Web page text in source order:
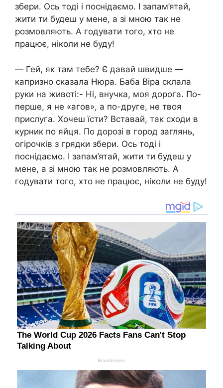
збери. Ось тоді і поснідаємо. І запам’ятай,
жити ти будеш у мене, а зі мною так не
розмовляють. А годувати того, хто не
працює, ніколи не буду!
— Гей, як там тебе? Є давай швидше —
капризно сказала Нюра. Баба Віра склала
руки на животі:- Ні, внучка, моя дорога. По-
перше, я не «агов», а по-друге, не твоя
прислуга. Хочеш їсти? Вставай, так сходи в
курник по яйця. По дорозі в город заглянь,
огірочків з грядки збери. Ось тоді і
поснідаємо. І запам’ятай, жити ти будеш у
мене, а зі мною так не розмовляють. А
годувати того, хто не працює, ніколи не буду!